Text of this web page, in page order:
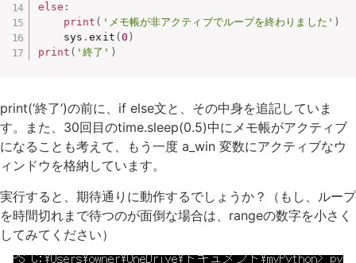
else :
print ( 'メモ帳が非アクティブでループを終わりました' )
    sys
.exit ( 0 )
print ( '終了' )
print(‘終了’)の前に、if else文と、その中身を追記していま
す。また、30回目のtime.sleep(0.5)中にメモ帳がアクティブ
になることも考えて、もう一度 a_win 変数にアクティブなウ
ィンドウを格納しています。
実行すると、期待通りに動作するでしょうか？（もし、ループ
を時間切れまで待つのが面倒な場合は、rangeの数字を小さく
してみてください）